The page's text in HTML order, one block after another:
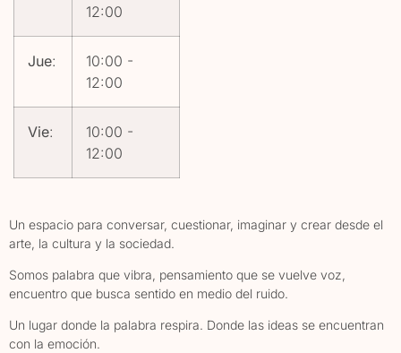
12:00
Jue: 10:00 -
12:00
Vie: 10:00 -
12:00
Un espacio para conversar, cuestionar, imaginar y crear desde el
arte, la cultura y la sociedad.
Somos palabra que vibra, pensamiento que se vuelve voz,
encuentro que busca sentido en medio del ruido.
Un lugar donde la palabra respira. Donde las ideas se encuentran
con la emoción.